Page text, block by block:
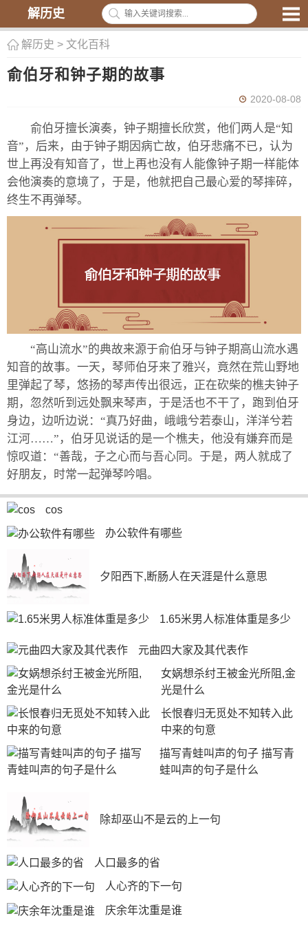
解历史
解历史 > 文化百科
俞伯牙和钟子期的故事
2020-08-08
俞伯牙擅长演奏，钟子期擅长欣赏，他们两人是“知
音”，后来，由于钟子期因病亡故，伯牙悲痛不已，认为
世上再没有知音了，世上再也没有人能像钟子期一样能体
会他演奏的意境了，于是，他就把自己最心爱的琴摔碎，
终生不再弹琴。
“高山流水”的典故来源于俞伯牙与钟子期高山流水遇
知音的故事。一天，琴师伯牙来了雅兴，竟然在荒山野地
里弹起了琴，悠扬的琴声传出很远，正在砍柴的樵夫钟子
期，忽然听到远处飘来琴声，于是活也不干了，跑到伯牙
身边，边听边说：“真乃好曲，峨峨兮若泰山，洋洋兮若
江河……”，伯牙见说话的是一个樵夫，他没有嫌弃而是
惊叹道：“善哉，子之心而与吾心同。于是，两人就成了
好朋友，时常一起弹琴吟唱。
cos
办公软件有哪些
夕阳西下,断肠人在天涯是什么意思
1.65米男人标准体重是多少
元曲四大家及其代表作
女娲想杀纣王被金光所阻,金
光是什么
长恨春归无觅处不知转入此
中来的句意
描写青蛙叫声的句子 描写青
蛙叫声的句子是什么
除却巫山不是云的上一句
人口最多的省
人心齐的下一句
庆余年沈重是谁